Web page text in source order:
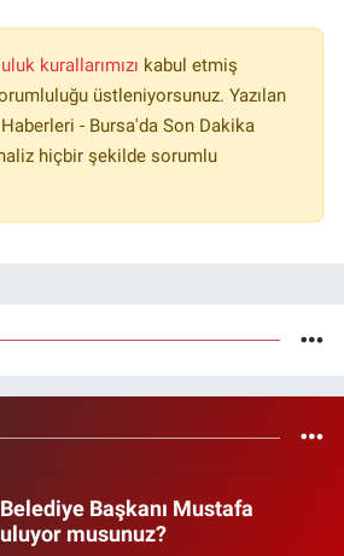
kurallarımızı kabul etmiş
üstleniyorsunuz. Yazılan
- Bursa'da Son Dakika
hiçbir şekilde sorumlu
Başkanı Mustafa
musunuz?